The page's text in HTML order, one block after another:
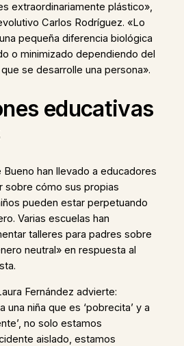
extraordinariamente plástico»,
Carlos Rodríguez. «Lo
pequeña diferencia biológica
o minimizado dependiendo del
se desarrolle una persona».
educativas
han llevado a educadores
sobre cómo sus propias
pueden estar perpetuando
Varias escuelas han
talleres para padres sobre
neutral» en respuesta al
Fernández advierte:
una niña que es ‘pobrecita’ y a
no solo estamos
aislado, estamos